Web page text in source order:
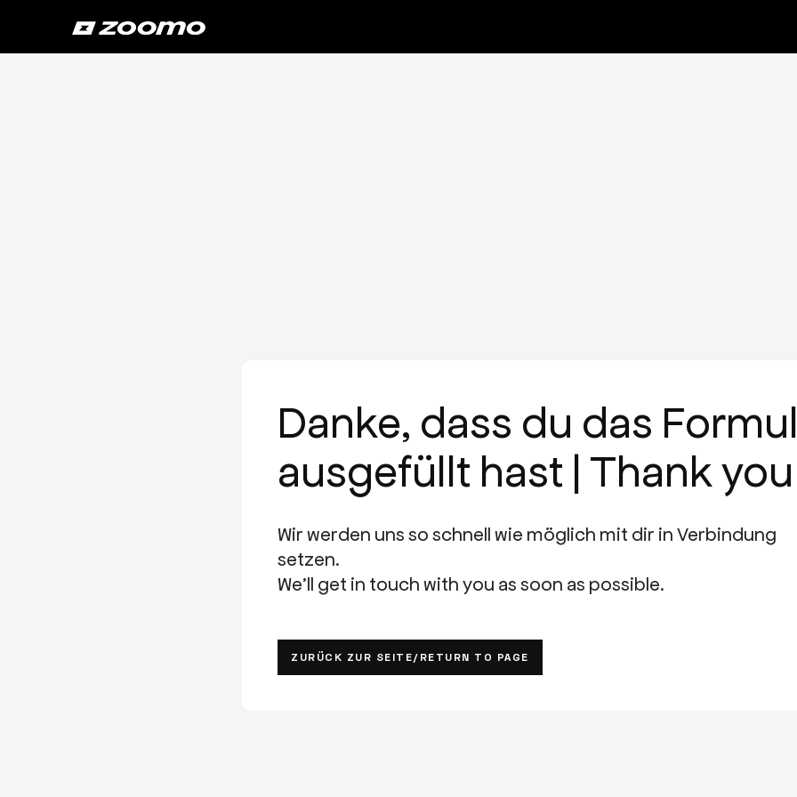
Danke, dass du das
ausgefüllt hast | Thank you
Wir werden uns so schnell wie möglich mit dir in Verbindung
setzen.
We’ll get in touch with you as soon as possible.
ZURÜCK ZUR SEITE/RETURN TO PAGE